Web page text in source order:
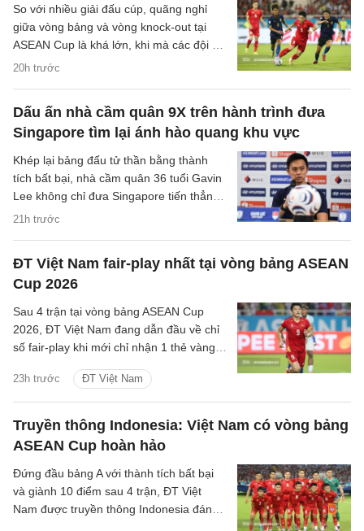
20h trước
So với nhiều giải đấu cúp, quãng nghỉ
giữa vòng bảng và vòng knock-out tại
ASEAN Cup là khá lớn, khi mà các đội sẽ
có quãng nghỉ lên tới một tuần cho các
Dấu ấn nhà cầm quân 9X trên hành trình đưa
Singapore tìm lại ánh hào quang khu vực
21h trước
Khép lại bảng đấu tử thần bằng thành
tích bất bại, nhà cầm quân 36 tuổi Gavin
Lee không chỉ đưa Singapore tiến thẳng
vào bán kết ASEAN Cup 2026, mà còn
nhất khu vực.
ĐT Việt Nam fair-play nhất tại vòng bảng ASEAN
Cup 2026
23h trước ĐT Việt Nam
Sau 4 trận tại vòng bảng ASEAN Cup
2026, ĐT Việt Nam đang dẫn đầu về chỉ
số fair-play khi mới chỉ nhận 1 thẻ vàng
Truyền thông Indonesia: Việt Nam có vòng bảng
ASEAN Cup hoàn hảo
Đứng đầu bảng A với thành tích bất bại
và giành 10 điểm sau 4 trận, ĐT Việt
Nam được truyền thông Indonesia đánh